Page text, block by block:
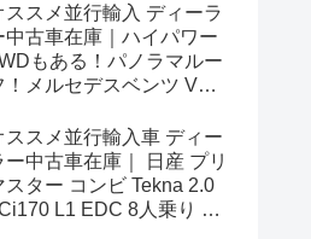
ススメ並行輸入 ディーラ
中古車在庫｜ハイパワー
もある！パノラマルー
！メルセデスベンツ Vク
ング 4Matic 9G-Tronic 左
ンドル
ススメ並行輸入車 ディー
ー中古車在庫｜ 日産 プリ
スター コンビ Tekna 2.0
L1 EDC 8人乗り 左